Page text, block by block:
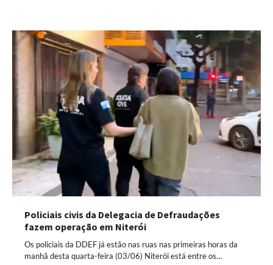
Policiais civis da Delegacia de Defraudações
fazem operação em Niterói
Os policiais da DDEF já estão nas ruas nas primeiras horas da
manhã desta quarta-feira (03/06) Niterói está entre os…